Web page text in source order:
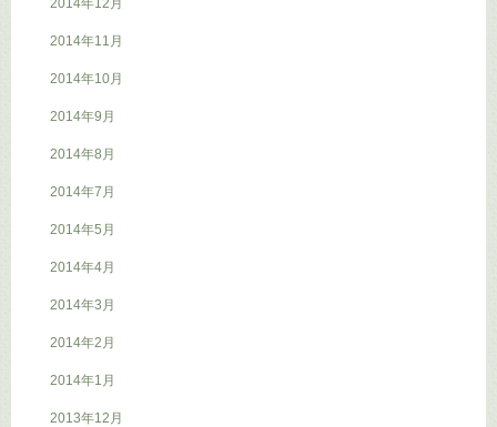
2014年12月
2014年11月
2014年10月
2014年9月
2014年8月
2014年7月
2014年5月
2014年4月
2014年3月
2014年2月
2014年1月
2013年12月